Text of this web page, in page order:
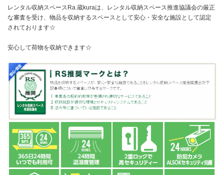
レンタル収納スペースRa.蔵kuraは、レンタル収納スペース推進協議会の厳正
な審査を受け、物品を収納するスペースとして安心・安全な施設として認定
されております☆
安心して荷物を収納できます☆